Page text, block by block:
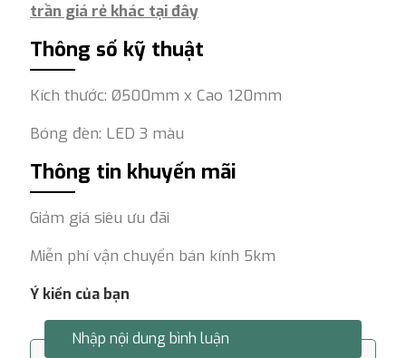
trần giá rẻ khác tại đây
Thông số kỹ thuật
Kích thước: Ø500mm x Cao 120mm
Bóng đèn: LED 3 màu
Thông tin khuyến mãi
Giảm giá siêu ưu đãi
Miễn phí vận chuyển bán kính 5km
Ý kiến của bạn
Nhập nội dung bình luận